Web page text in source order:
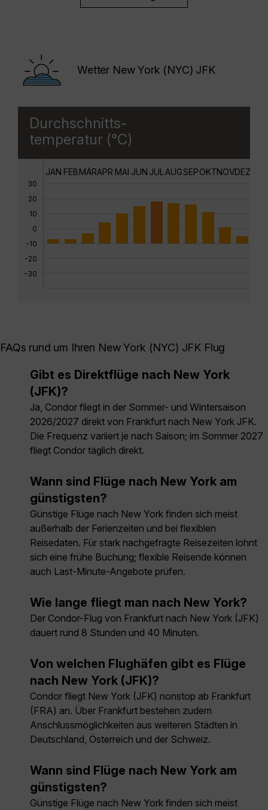
Wetter New York (NYC) JFK
Durchschnitts-
temperatur (°C)
30
20
10
0
-10
-20
-30
JAN FEBMÄRAPR MAI JUN JUL AUGSEPOKTNOVDEZ
FAQs rund um Ihren New York (NYC) JFK Flug
Gibt es Direktflüge nach New York
(JFK)?
Ja, Condor fliegt in der Sommer- und Wintersaison
2026/2027 direkt von Frankfurt nach New York JFK.
Die Frequenz variiert je nach Saison; im Sommer 2027
fliegt Condor täglich direkt.
Wann sind Flüge nach New York am
günstigsten?
Günstige Flüge nach New York finden sich meist
außerhalb der Ferienzeiten und bei flexiblen
Reisedaten. Für stark nachgefragte Reisezeiten lohnt
sich eine frühe Buchung; flexible Reisende können
auch Last-Minute-Angebote prüfen.
Wie lange fliegt man nach New York?
Der Condor-Flug von Frankfurt nach New York (JFK)
dauert rund 8 Stunden und 40 Minuten.
Von welchen Flughäfen gibt es Flüge
nach New York (JFK)?
Condor fliegt New York (JFK) nonstop ab Frankfurt
(FRA) an. Über Frankfurt bestehen zudem
Anschlussmöglichkeiten aus weiteren Städten in
Deutschland, Österreich und der Schweiz.
Wann sind Flüge nach New York am
günstigsten?
Günstige Flüge nach New York finden sich meist